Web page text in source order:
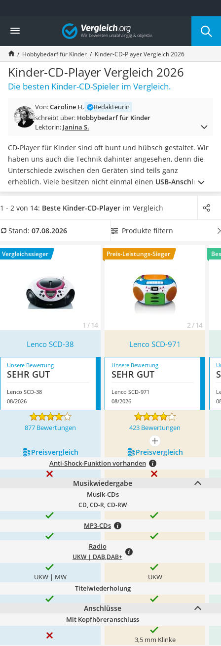
Die beliebtesten Vergleiche nach Kategorie
Kind & Baby
Babyphone mit 2 Kameras
Walkie-Talkie Kinder
Kindermatratzen
Babywippe
Rollschuhe für Kinder
Laufrad
Kinderschubkarre
Kinderuhr
Babyphone
Treppenschutzgitter
Kindersitz ab 4 Jahren
Kinderroller 3 Räder
Ferngesteuertes Auto
Barfußschuhe Kinder
Kinder-Mikroskop
Ferngesteuerter Hubschrauber
Vergleich
Hobbybedarf für Kinder Kinder-CD-Player Vergleich 2026
Kinder-CD-Player Vergleich 2026
Die besten Kinder-CD-Spieler im Vergleich.
Von:Caroline H.
Redakteurin
schreibt über: Hobbybedarf für Kinder
Lektorin: Janina S.
CD-Player für Kinder sind oft bunt und hübsch gestaltet. Wir
haben uns auch die Technik dahinter angesehen, denn die
Unterschiede zwischen den Geräten sind teils ganz
erheblich. Viele besitzen nicht einmal einen USB-Anschluss
oder einen SD-Karten-Slot, damit Lieder von externen
Speichergeräten wiedergegeben werden können.
Damit Sie
nicht einmal mp3-Dateien abspielenkann, wählen Sie jetzt in
modernen Anforderungen gerecht wird. Überzeugt hat uns
hier im August 2026 besonders das ModellLenco SCD-38
1 - 2 von 14: Beste Kinder-CD-Player im Vergleich
Stand: 07.08.2026 Produkte filtern
Vergleichssieger
1 / 14
Preis-Leistungs-Sieger
2 / 14
Lenco SCD-38 Lenco SCD-971
Unsere Bewertung
SEHR GUT
Lenco SCD-38
08/2026
Unsere Bewertung
SEHR GUT
Lenco SCD-971
08/2026
877 Bewertungen 423 Bewertungen
mehr anzeigen
Preis­vergleich
Preis­vergleich
Anti-Shock-Funktion vorhanden
Musikwiedergabe
Musik-CDs
CD, CD-R, CD-RW
MP3-CDs
Radio
UKW | DAB,DAB+
UKW | MW UKW
Titelwiederholung
Anschlüsse
Mit Kopfhöreranschluss
3,5 mm Klinke